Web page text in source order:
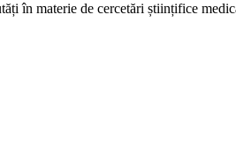
în materie de cercetări științifice